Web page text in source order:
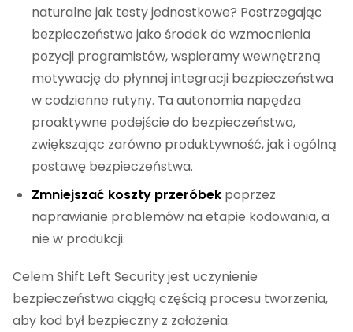
naturalne jak testy jednostkowe? Postrzegając
bezpieczeństwo jako środek do wzmocnienia
pozycji programistów, wspieramy wewnętrzną
motywację do płynnej integracji bezpieczeństwa
w codzienne rutyny. Ta autonomia napędza
proaktywne podejście do bezpieczeństwa,
zwiększając zarówno produktywność, jak i ogólną
postawę bezpieczeństwa.
Zmniejszać koszty przeróbek poprzez
naprawianie problemów na etapie kodowania, a
nie w produkcji.
Celem Shift Left Security jest uczynienie
bezpieczeństwa ciągłą częścią procesu tworzenia,
aby kod był bezpieczny z założenia.